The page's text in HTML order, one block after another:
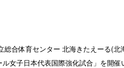
合体育センター 北海きたえーる(北
女子日本代表国際強化試合」を開催